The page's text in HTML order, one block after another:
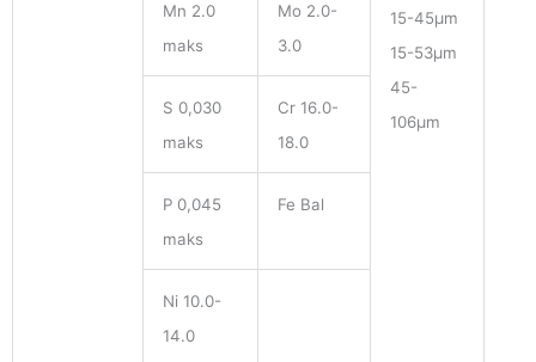
15-45μm
15-53μm
45-
106μm
Mn 2.0
maks
Mo 2.0-
3.0
S 0,030
maks
Cr 16.0-
18.0
P 0,045
maks
Fe Bal
Ni 10.0-
14.0